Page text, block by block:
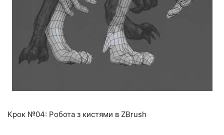
Крок №04: Робота з кистями в ZBrush